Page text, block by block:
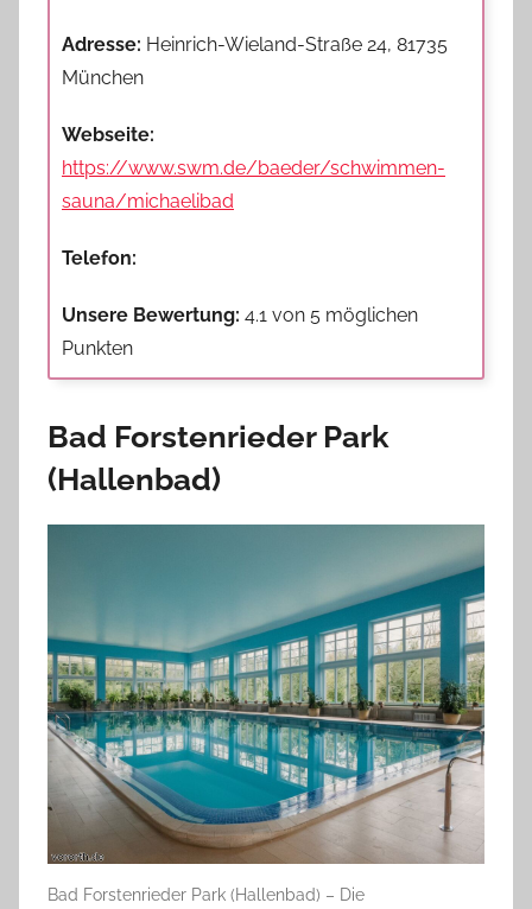
Adresse: Heinrich-Wieland-Straße 24, 81735
München
Webseite:
https://www.swm.de/baeder/schwimmen-
sauna/michaelibad
Telefon:
Unsere Bewertung: 4.1 von 5 möglichen
Punkten
Bad Forstenrieder Park
(Hallenbad)
Bad Forstenrieder Park (Hallenbad) – Die